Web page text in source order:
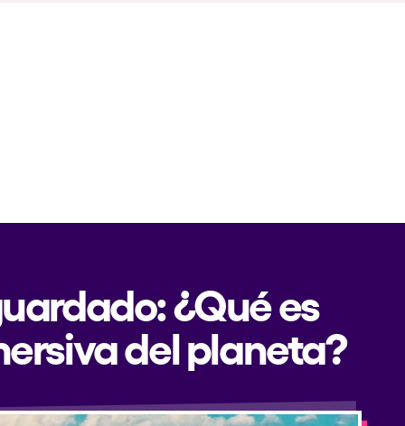
¿Qué es
del planeta?